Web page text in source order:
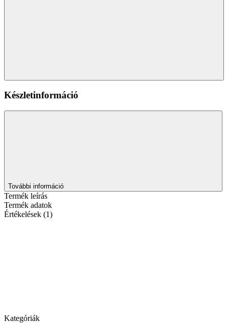
Készletinformáció
További információ
Termék leírás
Termék adatok
Értékelések (1)
Kategóriák